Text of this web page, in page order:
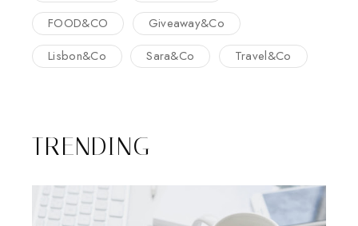
FOOD&CO
Giveaway&Co
Lisbon&Co
Sara&Co Travel&Co
TRENDING